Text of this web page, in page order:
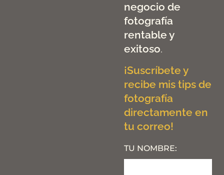
negocio de
fotografía
rentable y
exitoso.
¡Suscríbete y
recibe mis tips de
fotografía
directamente en
tu correo!
TU NOMBRE: